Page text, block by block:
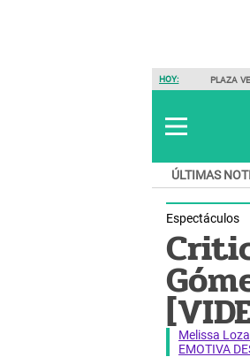
HOY: PLAZA
ÚLTIMAS
Espectáculos
Melissa
EMOTIVA